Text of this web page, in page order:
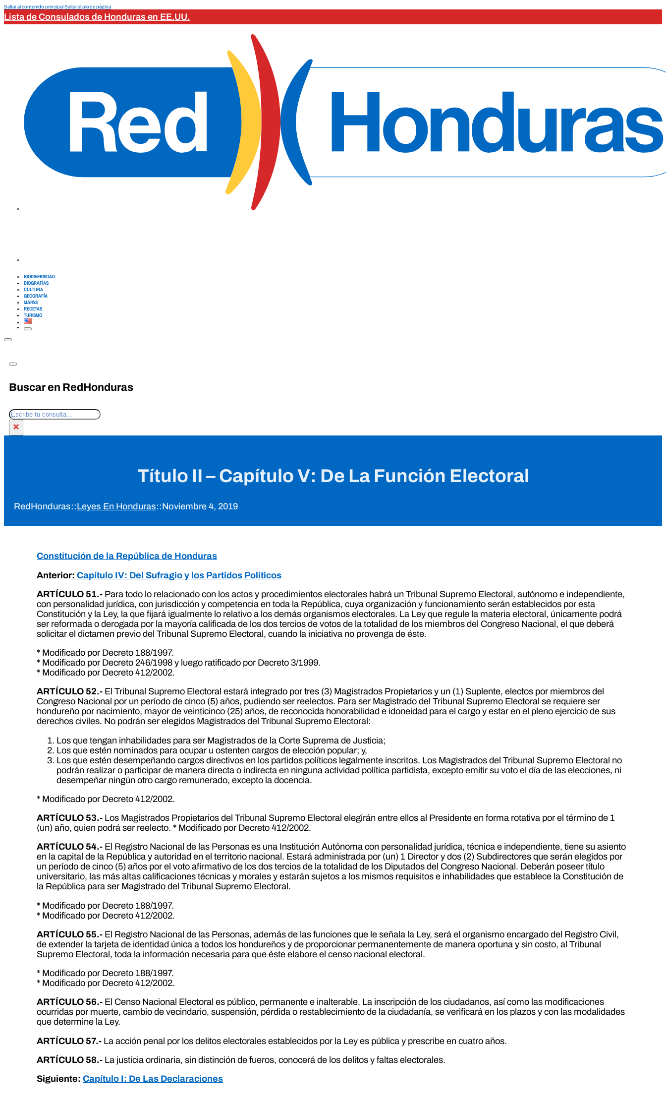
Saltar al contenido principalSaltar al pie de página
Lista de Consulados de Honduras en EE.UU.
BIODIVERSIDAD
BIOGRAFÍAS
CULTURA
GEOGRAFÍA
MAPAS
RECETAS
TURISMO
Buscar en RedHonduras
Buscar
×
Título II – Capítulo V: De La Función Electoral
RedHonduras::Leyes En Honduras::Noviembre 4, 2019
Constitución de la República de Honduras
Anterior:Capítulo IV: Del Sufragio y los Partidos Políticos
ARTÍCULO 51.- Para todo lo relacionado con los actos y procedimientos electorales habrá un Tribunal Supremo Electoral, autónomo e independiente,
con personalidad jurídica, con jurisdicción y competencia en toda la República, cuya organización y funcionamiento serán establecidos por esta
Constitución y la Ley, la que fijará igualmente lo relativo a los demás organismos electorales. La Ley que regule la materia electoral, únicamente podrá
ser reformada o derogada por la mayoría calificada de los dos tercios de votos de la totalidad de los miembros del Congreso Nacional, el que deberá
solicitar el dictamen previo del Tribunal Supremo Electoral, cuando la iniciativa no provenga de éste.
* Modificado por Decreto 188/1997.
* Modificado por Decreto 246/1998 y luego ratificado por Decreto 3/1999.
* Modificado por Decreto 412/2002.
ARTÍCULO 52.- El Tribunal Supremo Electoral estará integrado por tres (3) Magistrados Propietarios y un (1) Suplente, electos por miembros del
Congreso Nacional por un período de cinco (5) años, pudiendo ser reelectos. Para ser Magistrado del Tribunal Supremo Electoral se requiere ser
hondureño por nacimiento, mayor de veinticinco (25) años, de reconocida honorabilidad e idoneidad para el cargo y estar en el pleno ejercicio de sus
derechos civiles. No podrán ser elegidos Magistrados del Tribunal Supremo Electoral:
Los que tengan inhabilidades para ser Magistrados de la Corte Suprema de Justicia;
Los que estén nominados para ocupar u ostenten cargos de elección popular; y,
Los que estén desempeñando cargos directivos en los partidos políticos legalmente inscritos. Los Magistrados del Tribunal Supremo Electoral no
podrán realizar o participar de manera directa o indirecta en ninguna actividad política partidista, excepto emitir su voto el día de las elecciones, ni
desempeñar ningún otro cargo remunerado, excepto la docencia.
* Modificado por Decreto 412/2002.
ARTÍCULO 53.- Los Magistrados Propietarios del Tribunal Supremo Electoral elegirán entre ellos al Presidente en forma rotativa por el término de 1
(un) año, quien podrá ser reelecto. * Modificado por Decreto 412/2002.
ARTÍCULO 54.- El Registro Nacional de las Personas es una Institución Autónoma con personalidad jurídica, técnica e independiente, tiene su asiento
en la capital de la República y autoridad en el territorio nacional. Estará administrada por (un) 1 Director y dos (2) Subdirectores que serán elegidos por
un período de cinco (5) años por el voto afirmativo de los dos tercios de la totalidad de los Diputados del Congreso Nacional. Deberán poseer título
universitario, las más altas calificaciones técnicas y morales y estarán sujetos a los mismos requisitos e inhabilidades que establece la Constitución de
la República para ser Magistrado del Tribunal Supremo Electoral.
* Modificado por Decreto 188/1997.
* Modificado por Decreto 412/2002.
ARTÍCULO 55.- El Registro Nacional de las Personas, además de las funciones que le señala la Ley, será el organismo encargado del Registro Civil,
de extender la tarjeta de identidad única a todos los hondureños y de proporcionar permanentemente de manera oportuna y sin costo, al Tribunal
Supremo Electoral, toda la información necesaria para que éste elabore el censo nacional electoral.
* Modificado por Decreto 188/1997.
* Modificado por Decreto 412/2002.
ARTÍCULO 56.- El Censo Nacional Electoral es público, permanente e inalterable. La inscripción de los ciudadanos, así como las modificaciones
ocurridas por muerte, cambio de vecindario, suspensión, pérdida o restablecimiento de la ciudadanía, se verificará en los plazos y con las modalidades
que determine la Ley.
ARTÍCULO 57.- La acción penal por los delitos electorales establecidos por la Ley es pública y prescribe en cuatro años.
ARTÍCULO 58.- La justicia ordinaria, sin distinción de fueros, conocerá de los delitos y faltas electorales.
Siguiente:Capítulo I: De Las Declaraciones